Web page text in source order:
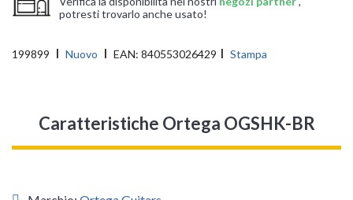
potresti trovarlo anche usato!
199899 Nuovo EAN: 840553026429 Stampa
Caratteristiche Ortega OGSHK-BR